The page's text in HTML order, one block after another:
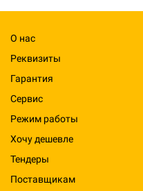
О нас
Реквизиты
Гарантия
Сервис
Режим работы
Хочу дешевле
Тендеры
Поставщикам